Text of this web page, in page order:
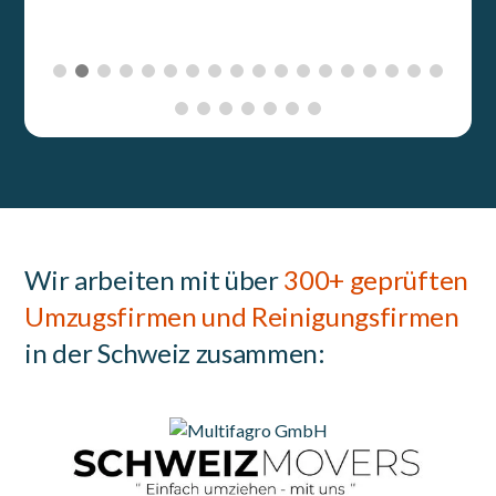
Wir arbeiten mit über300+ geprüften
Umzugsfirmen und Reinigungsfirmen
in der Schweiz zusammen: